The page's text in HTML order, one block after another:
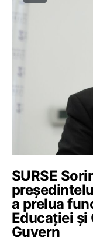
SURSE
a prelua
Educației și
Guvern